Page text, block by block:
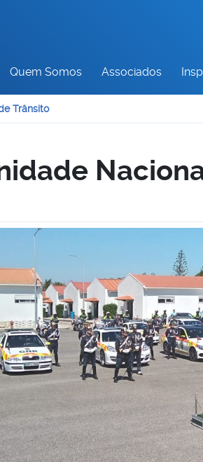
Quem Somos Associados
Trânsito